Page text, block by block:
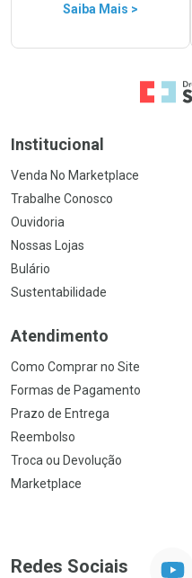
Saiba Mais >
Ir para a
Institucional
Venda No Marketplace
Trabalhe Conosco
Ouvidoria
Nossas Lojas
Bulário
Sustentabilidade
Atendimento
Como Comprar no Site
Formas de Pagamento
Prazo de Entrega
Reembolso
Troca ou Devolução
Marketplace
Redes Sociais